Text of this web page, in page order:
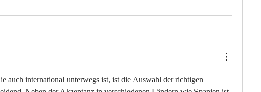
auch international unterwegs ist, ist die Auswahl der richtigen